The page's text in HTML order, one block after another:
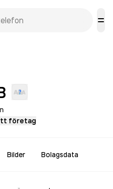
företag
Bilder Bolagsdata